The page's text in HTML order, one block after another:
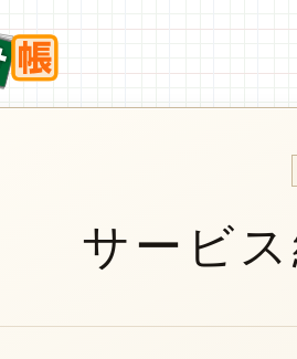
サービ